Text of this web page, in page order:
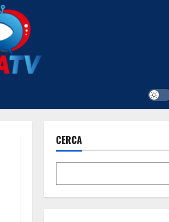
CERCA